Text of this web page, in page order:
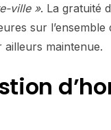
ville ». La gratuité
sur l’ensemble
ailleurs maintenue.